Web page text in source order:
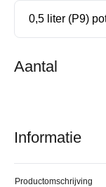
Aantal
Informatie
Productomschrijving